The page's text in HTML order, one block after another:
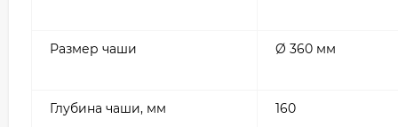
Размер чаши Ø 360 мм
Глубина чаши, мм 160